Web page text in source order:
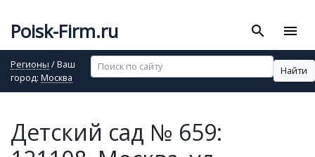
Poisk-Firm.ru search menu
Регионы / Ваш
город: Москва
Найти
Детский сад № 659: